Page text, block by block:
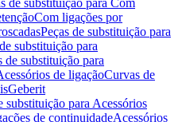
de substituição para Com
Com ligações por
Peças de substituição para
substituição para
de substituição para
de ligaçãoCurvas de
Geberit
substituição para Acessórios
de continuidadeAcessórios